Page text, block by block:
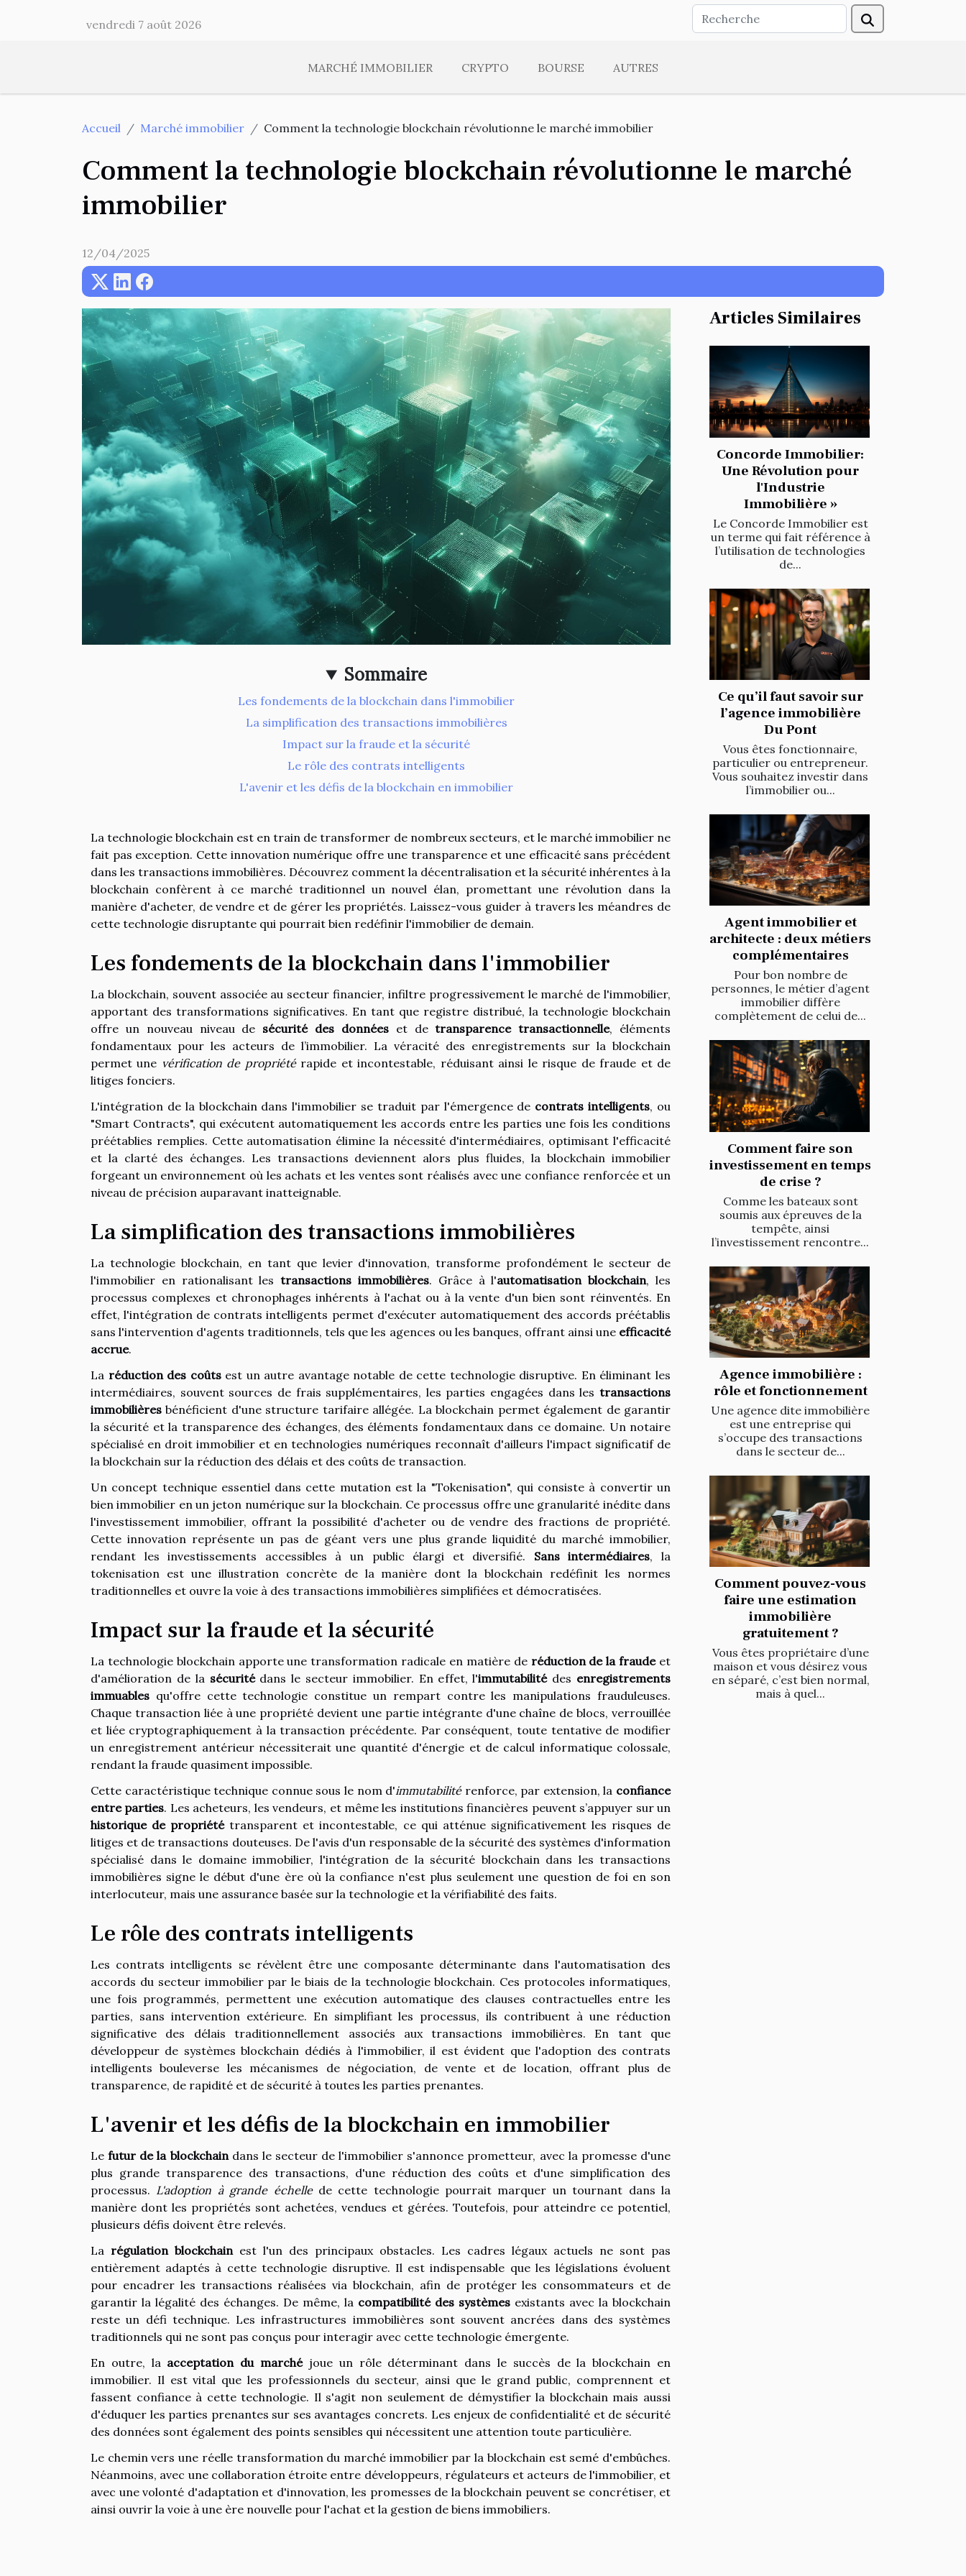
vendredi 7 août 2026
MARCHÉ IMMOBILIER CRYPTO BOURSE AUTRES
Accueil Marché immobilier Comment la technologie blockchain révolutionne le marché immobilier
Comment la technologie blockchain révolutionne le marché
immobilier
12/04/2025
Sommaire
Les fondements de la blockchain dans l'immobilier
La simplification des transactions immobilières
Impact sur la fraude et la sécurité
Le rôle des contrats intelligents
L'avenir et les défis de la blockchain en immobilier
La technologie blockchain est en train de transformer de nombreux secteurs, et le marché immobilier ne
fait pas exception. Cette innovation numérique offre une transparence et une efficacité sans précédent
dans les transactions immobilières. Découvrez comment la décentralisation et la sécurité inhérentes à la
blockchain confèrent à ce marché traditionnel un nouvel élan, promettant une révolution dans la
manière d'acheter, de vendre et de gérer les propriétés. Laissez-vous guider à travers les méandres de
cette technologie disruptante qui pourrait bien redéfinir l'immobilier de demain.
Les fondements de la blockchain dans l'immobilier
La blockchain, souvent associée au secteur financier, infiltre progressivement le marché de l'immobilier,
apportant des transformations significatives. En tant que registre distribué, la technologie blockchain
offre un nouveau niveau de sécurité des donnéeset detransparence transactionnelle, éléments
fondamentaux pour les acteurs de l’immobilier. La véracité des enregistrements sur la blockchain
permet une vérification de propriétérapide et incontestable, réduisant ainsi le risque de fraude et de
litiges fonciers.
L'intégration de la blockchain dans l'immobilier se traduit par l'émergence de contrats intelligents, ou
"Smart Contracts", qui exécutent automatiquement les accords entre les parties une fois les conditions
préétablies remplies. Cette automatisation élimine la nécessité d'intermédiaires, optimisant l'efficacité
et la clarté des échanges. Les transactions deviennent alors plus fluides, la blockchain immobilier
forgeant un environnement où les achats et les ventes sont réalisés avec une confiance renforcée et un
niveau de précision auparavant inatteignable.
La simplification des transactions immobilières
La technologie blockchain, en tant que levier d'innovation, transforme profondément le secteur de
l'immobilier en rationalisant lestransactions immobilières. Grâce à l'automatisation blockchain, les
processus complexes et chronophages inhérents à l'achat ou à la vente d'un bien sont réinventés. En
effet, l'intégration de contrats intelligents permet d'exécuter automatiquement des accords préétablis
sans l'intervention d'agents traditionnels, tels que les agences ou les banques, offrant ainsi une efficacité
accrue.
La réduction des coûtsest un autre avantage notable de cette technologie disruptive. En éliminant les
intermédiaires, souvent sources de frais supplémentaires, les parties engagées dans les transactions
immobilières bénéficient d'une structure tarifaire allégée. La blockchain permet également de garantir
la sécurité et la transparence des échanges, des éléments fondamentaux dans ce domaine. Un notaire
spécialisé en droit immobilier et en technologies numériques reconnaît d'ailleurs l'impact significatif de
la blockchain sur la réduction des délais et des coûts de transaction.
Un concept technique essentiel dans cette mutation est la "Tokenisation", qui consiste à convertir un
bien immobilier en un jeton numérique sur la blockchain. Ce processus offre une granularité inédite dans
l'investissement immobilier, offrant la possibilité d'acheter ou de vendre des fractions de propriété.
Cette innovation représente un pas de géant vers une plus grande liquidité du marché immobilier,
rendant les investissements accessibles à un public élargi et diversifié. Sans intermédiaires, la
tokenisation est une illustration concrète de la manière dont la blockchain redéfinit les normes
traditionnelles et ouvre la voie à des transactions immobilières simplifiées et démocratisées.
Impact sur la fraude et la sécurité
La technologie blockchain apporte une transformation radicale en matière de réduction de la fraudeet
d'amélioration de la sécuritédans le secteur immobilier. En effet, l'immutabilitédes enregistrements
immuables qu'offre cette technologie constitue un rempart contre les manipulations frauduleuses.
Chaque transaction liée à une propriété devient une partie intégrante d'une chaîne de blocs, verrouillée
et liée cryptographiquement à la transaction précédente. Par conséquent, toute tentative de modifier
un enregistrement antérieur nécessiterait une quantité d'énergie et de calcul informatique colossale,
rendant la fraude quasiment impossible.
Cette caractéristique technique connue sous le nom d'immutabilitérenforce, par extension, la confiance
entre parties. Les acheteurs, les vendeurs, et même les institutions financières peuvent s’appuyer sur un
historique de propriététransparent et incontestable, ce qui atténue significativement les risques de
litiges et de transactions douteuses. De l'avis d'un responsable de la sécurité des systèmes d'information
spécialisé dans le domaine immobilier, l'intégration de la sécurité blockchain dans les transactions
immobilières signe le début d'une ère où la confiance n'est plus seulement une question de foi en son
interlocuteur, mais une assurance basée sur la technologie et la vérifiabilité des faits.
Le rôle des contrats intelligents
Les contrats intelligents se révèlent être une composante déterminante dans l'automatisation des
accords du secteur immobilier par le biais de la technologie blockchain. Ces protocoles informatiques,
une fois programmés, permettent une exécution automatique des clauses contractuelles entre les
parties, sans intervention extérieure. En simplifiant les processus, ils contribuent à une réduction
significative des délais traditionnellement associés aux transactions immobilières. En tant que
développeur de systèmes blockchain dédiés à l'immobilier, il est évident que l'adoption des contrats
intelligents bouleverse les mécanismes de négociation, de vente et de location, offrant plus de
transparence, de rapidité et de sécurité à toutes les parties prenantes.
L'avenir et les défis de la blockchain en immobilier
Lefutur de la blockchaindans le secteur de l'immobilier s'annonce prometteur, avec la promesse d'une
plus grande transparence des transactions, d'une réduction des coûts et d'une simplification des
processus. L'adoption à grande échellede cette technologie pourrait marquer un tournant dans la
manière dont les propriétés sont achetées, vendues et gérées. Toutefois, pour atteindre ce potentiel,
plusieurs défis doivent être relevés.
La régulation blockchainest l'un des principaux obstacles. Les cadres légaux actuels ne sont pas
entièrement adaptés à cette technologie disruptive. Il est indispensable que les législations évoluent
pour encadrer les transactions réalisées via blockchain, afin de protéger les consommateurs et de
garantir la légalité des échanges. De même, la compatibilité des systèmes existants avec la blockchain
reste un défi technique. Les infrastructures immobilières sont souvent ancrées dans des systèmes
traditionnels qui ne sont pas conçus pour interagir avec cette technologie émergente.
En outre, la acceptation du marchéjoue un rôle déterminant dans le succès de la blockchain en
immobilier. Il est vital que les professionnels du secteur, ainsi que le grand public, comprennent et
fassent confiance à cette technologie. Il s'agit non seulement de démystifier la blockchain mais aussi
d'éduquer les parties prenantes sur ses avantages concrets. Les enjeux de confidentialité et de sécurité
des données sont également des points sensibles qui nécessitent une attention toute particulière.
Le chemin vers une réelle transformation du marché immobilier par la blockchain est semé d'embûches.
Néanmoins, avec une collaboration étroite entre développeurs, régulateurs et acteurs de l'immobilier, et
avec une volonté d'adaptation et d'innovation, les promesses de la blockchain peuvent se concrétiser, et
ainsi ouvrir la voie à une ère nouvelle pour l'achat et la gestion de biens immobiliers.
Articles Similaires
Concorde Immobilier:
Une Révolution pour
l'Industrie
Immobilière »
Le Concorde Immobilier est
un terme qui fait référence à
l’utilisation de technologies
de...
Ce qu’il faut savoir sur
l’agence immobilière
Du Pont
Vous êtes fonctionnaire,
particulier ou entrepreneur.
Vous souhaitez investir dans
l’immobilier ou...
Agent immobilier et
architecte : deux métiers
complémentaires
Pour bon nombre de
personnes, le métier d’agent
immobilier diffère
complètement de celui de...
Comment faire son
investissement en temps
de crise ?
Comme les bateaux sont
soumis aux épreuves de la
tempête, ainsi
l’investissement rencontre...
Agence immobilière :
rôle et fonctionnement
Une agence dite immobilière
est une entreprise qui
s’occupe des transactions
dans le secteur de...
Comment pouvez-vous
faire une estimation
immobilière
gratuitement ?
Vous êtes propriétaire d’une
maison et vous désirez vous
en séparé, c’est bien normal,
mais à quel...